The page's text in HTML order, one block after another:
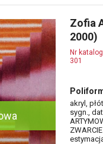
Zofia
2000)
Nr
301
akryl,
sygn.,